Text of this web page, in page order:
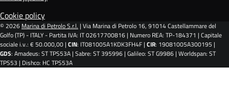
e
r
Cookie policy
© 2026 Marina di Petrolo S.r.l. | Via Marina di Petrolo 16, 91014 Castellammare del
Golfo (TP) - ITALY - Partita IVA: IT 02617700816 | Numero REA: TP-184371 | Capitale
sociale i.v.: € 50.000,00 | CIN: IT081005A1KDK3FH4F | CIR: 19081005A300195 |
GDS: Amadeus: ST TPS53A | Sabre: ST 395996 | Galileo: ST G9986 | Worldspan: ST
TPS53 | Dishco: HC TPS53A